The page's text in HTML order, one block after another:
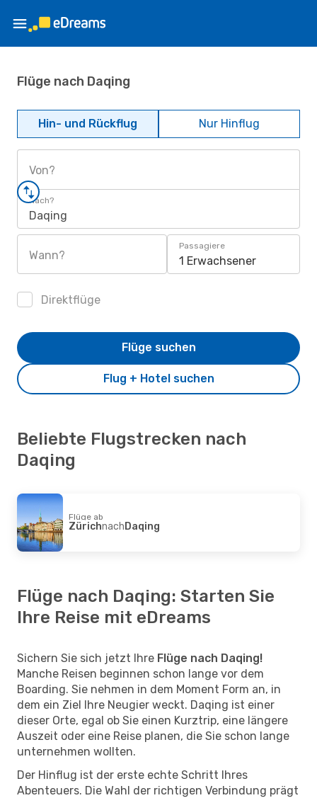
Flüge nach Daqing
Hin- und Rückflug Nur Hinflug
Von?
Nach?
Daqing
Wann?
Passagiere
1 Erwachsener
Direktflüge
Flug + Hotel suchen
Flüge suchen
Beliebte Flugstrecken nach
Daqing
Flüge ab
ZürichnachDaqing
Flüge nach Daqing: Starten Sie
Ihre Reise mit eDreams
Sichern Sie sich jetzt Ihre Flüge nach Daqing!
Manche Reisen beginnen schon lange vor dem
Boarding. Sie nehmen in dem Moment Form an, in
dem ein Ziel Ihre Neugier weckt. Daqing ist einer
dieser Orte, egal ob Sie einen Kurztrip, eine längere
Auszeit oder eine Reise planen, die Sie schon lange
unternehmen wollten.
Der Hinflug ist der erste echte Schritt Ihres
Abenteuers. Die Wahl der richtigen Verbindung prägt